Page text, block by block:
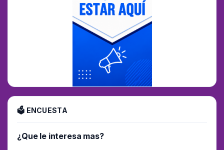
🗳 ENCUESTA
¿Que le interesa mas?